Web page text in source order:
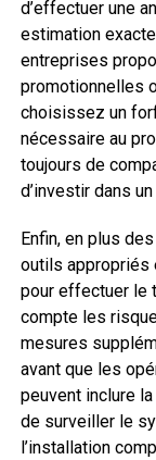
d’effectuer une
estimation
entreprises
promotionnelles
choisissez un
nécessaire au
toujours de
d’investir dans
Enfin, en plus
outils appropriés
pour effectuer le
compte les
mesures
avant que les
peuvent inclure
de surveiller le
l’installation